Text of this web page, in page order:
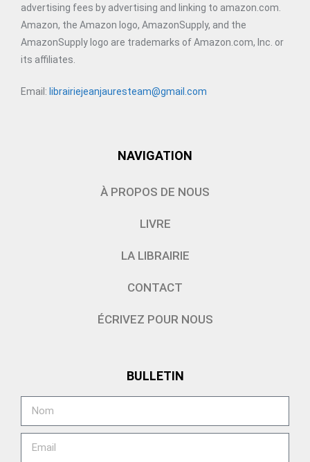
advertising fees by advertising and linking to amazon.com.
Amazon, the Amazon logo, AmazonSupply, and the
AmazonSupply logo are trademarks of Amazon.com, Inc. or
its affiliates.
Email: librairiejeanjauresteam@gmail.com
NAVIGATION
À PROPOS DE NOUS
LIVRE
LA LIBRAIRIE
CONTACT
ÉCRIVEZ POUR NOUS
BULLETIN